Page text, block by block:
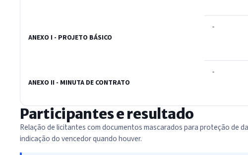
ANEXO I - PROJETO BÁSICO
-
ANEXO II - MINUTA DE CONTRATO
-
Participantes e resultado
Relação de licitantes com documentos mascarados para proteção de
indicação do vencedor quando houver.